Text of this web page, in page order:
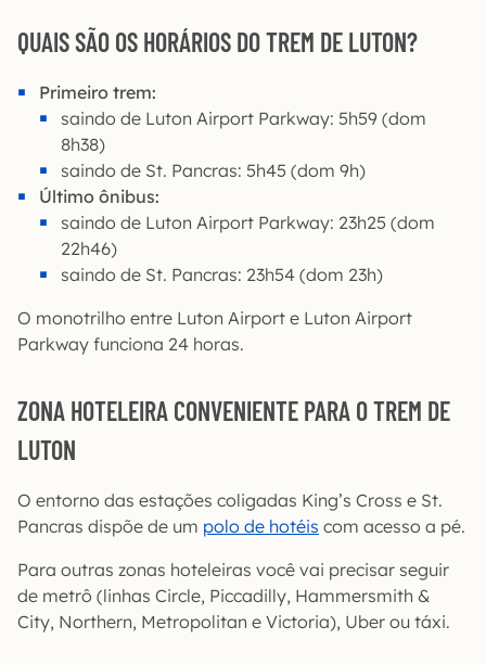
QUAIS SÃO OS HORÁRIOS DO TREM DE LUTON?
Primeiro trem:
saindo de Luton Airport Parkway: 5h59 (dom
8h38)
saindo de St. Pancras: 5h45 (dom 9h)
Último ônibus:
saindo de Luton Airport Parkway: 23h25 (dom
22h46)
saindo de St. Pancras: 23h54 (dom 23h)
O monotrilho entre Luton Airport e Luton Airport
Parkway funciona 24 horas.
ZONA HOTELEIRA CONVENIENTE PARA O TREM DE
LUTON
O entorno das estações coligadas King’s Cross e St.
Pancras dispõe de um polo de hotéis com acesso a pé.
Para outras zonas hoteleiras você vai precisar seguir
de metrô (linhas Circle, Piccadilly, Hammersmith &
City, Northern, Metropolitan e Victoria), Uber ou táxi.